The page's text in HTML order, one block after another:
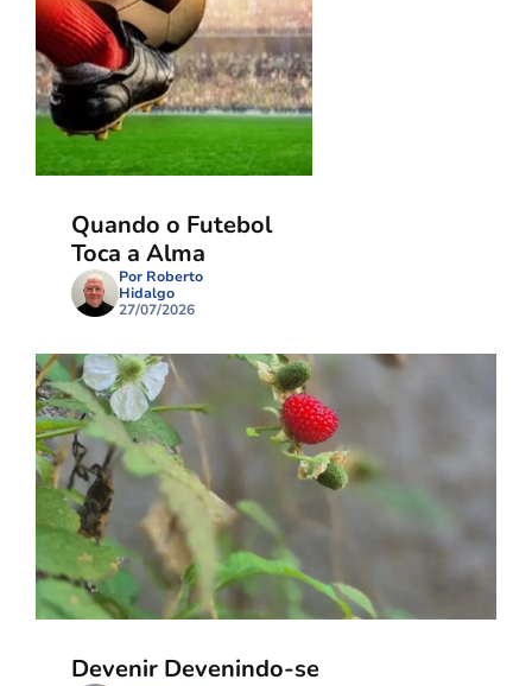
Quando o Futebol
Toca a Alma
Por Roberto
Hidalgo
27/07/2026
Devenir Devenindo-se